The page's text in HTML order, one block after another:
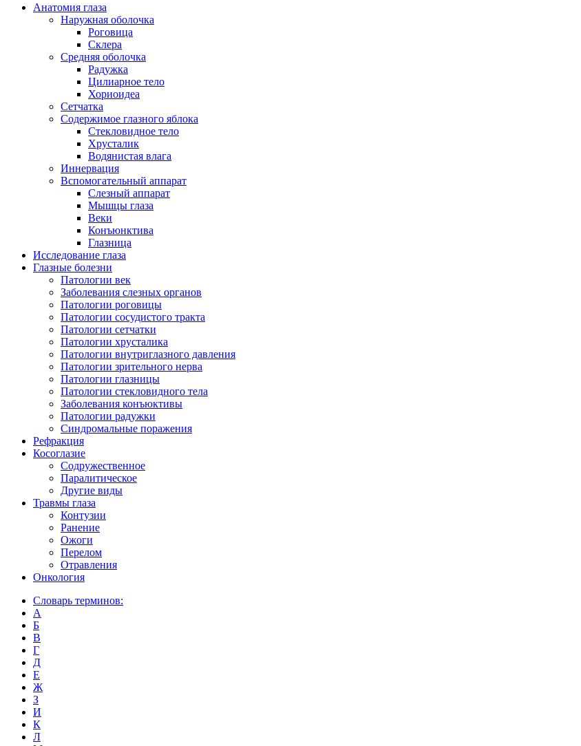
Анатомия глаза
Наружная оболочка
Роговица
Склера
Средняя оболочка
Радужка
Цилиарное тело
Хориоидеа
Сетчатка
Содержимое глазного яблока
Стекловидное тело
Хрусталик
Водянистая влага
Иннервация
Вспомогательный аппарат
Слезный аппарат
Мышцы глаза
Веки
Конъюнктива
Глазница
Исследование глаза
Глазные болезни
Патологии век
Заболевания слезных органов
Патологии роговицы
Патологии сосудистого тракта
Патологии сетчатки
Патологии хрусталика
Патологии внутриглазного давления
Патологии зрительного нерва
Патологии глазницы
Патологии стекловидного тела
Заболевания конъюктивы
Патологии радужки
Синдромальные поражения
Рефракция
Косоглазие
Содружественное
Паралитическое
Другие виды
Травмы глаза
Контузии
Ранениe
Ожоги
Перелом
Отравления
Онкология
Словарь терминов:
А
Б
В
Г
Д
Е
Ж
З
И
К
Л